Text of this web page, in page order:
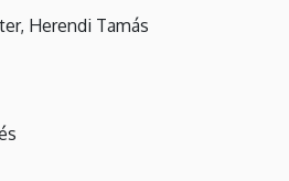
Herendi Tamás